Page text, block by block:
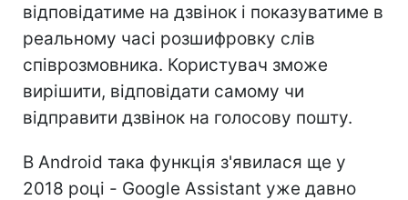
відповідатиме на дзвінок і показуватиме в
реальному часі розшифровку слів
співрозмовника. Користувач зможе
вирішити, відповідати самому чи
відправити дзвінок на голосову пошту.
В Android така функція з'явилася ще у
2018 році - Google Assistant уже давно